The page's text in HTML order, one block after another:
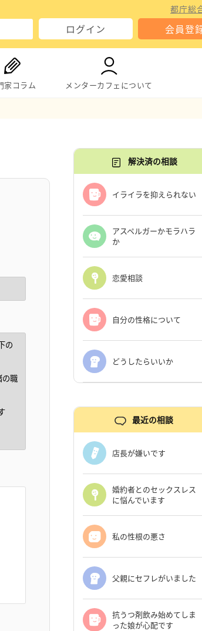
都庁総
ログイン 会員登
家コラム メンターカフェについて
解決済の相談
イライラを抑えられない
アスペルガーかモラハラ
か
恋愛相談
自分の性格について
どうしたらいいか
最近の相談
店長が嫌いです
婚約者とのセックスレス
に悩んでいます
私の性根の悪さ
父親にセフレがいました
抗うつ剤飲み始めてしま
った娘が心配です